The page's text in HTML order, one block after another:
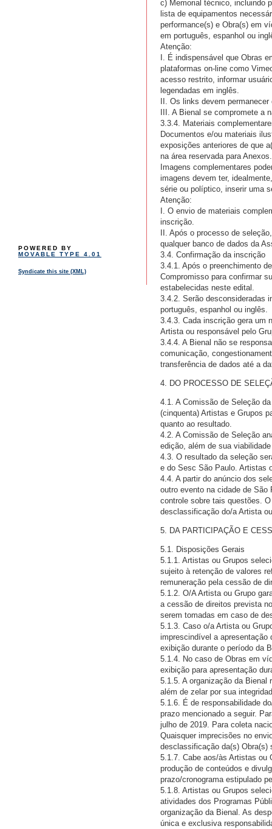
POWERED BY
MOVABLE TYPE 4.01
Syndicate this site (XML)
c) Memorial técnico, incluindo
lista de equipamentos
performance(s) e Obra(s) em
em português, espanhol ou
Atenção:
I. É indispensável que Obras
plataformas on-line como
acesso restrito, informar
legendadas em inglês.
II. Os links devem
III. A Bienal se compromete a
3.3.4. Materiais
Documentos e/ou materiais
exposições anteriores de que
na área reservada para Anexos.
Imagens complementares
imagens devem ter,
série ou políptico, inserir uma
Atenção:
I. O envio de materiais
inscrição.
II. Após o processo de
qualquer banco de dados da
3.4. Confirmação da inscrição
3.4.1. Após o preenchimento
Compromisso para confirmar
estabelecidas neste edital.
3.4.2. Serão desconsideradas
português, espanhol ou inglês.
3.4.3. Cada inscrição gera um
Artista ou responsável pelo
3.4.4. A Bienal não se
comunicação,
transferência de dados até a
4. DO PROCESSO DE
4.1. A Comissão de Seleção
(cinquenta) Artistas e Grupos
quanto ao resultado.
4.2. A Comissão de Seleção
edição, além de sua
4.3. O resultado da seleção
e do Sesc São Paulo. Artistas
4.4. A partir do anúncio dos
outro evento na cidade de São
controle sobre tais questões.
desclassificação do/a Artista
5. DA PARTICIPAÇÃO E
5.1. Disposições Gerais
5.1.1. Artistas ou Grupos
sujeito à retenção de valores
remuneração pela cessão de
5.1.2. O/A Artista ou Grupo
a cessão de direitos prevista
serem tomadas em caso de
5.1.3. Caso o/a Artista ou
imprescindível a apresentação
exibição durante o período da
5.1.4. No caso de Obras em
exibição para apresentação
5.1.5. A organização da Bienal
além de zelar por sua
5.1.6. É de responsabilidade
prazo mencionado a seguir.
julho de 2019. Para coleta
Quaisquer imprecisões no
desclassificação da(s) Obra(s)
5.1.7. Cabe aos/às Artistas ou
produção de conteúdos e
prazo/cronograma estipulado
5.1.8. Artistas ou Grupos
atividades dos Programas
organização da Bienal. As
única e exclusiva